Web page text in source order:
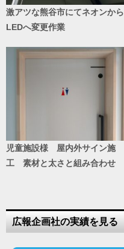
激アツな熊谷市にてネオンから
LEDへ変更作業
児童施設様 屋内外サイン施
工 素材と太さと組み合わせ
広報企画社の実績を見る